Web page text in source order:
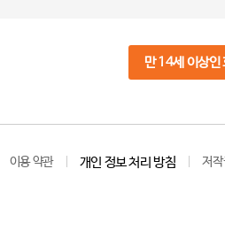
만 14세 이상인
이용 약관 개인 정보 처리 방침 저